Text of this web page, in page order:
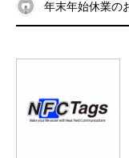
年末年始休業の